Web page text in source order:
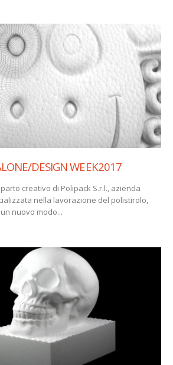
DESIGN WEEK2017
creativo di Polipack S.r.l., azienda
nella lavorazione del polistirolo,
nuovo modo...